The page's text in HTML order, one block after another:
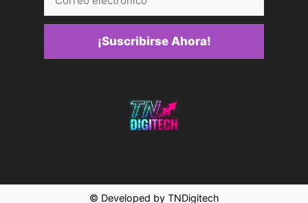
electrónico
¡Suscribirse Ahora!